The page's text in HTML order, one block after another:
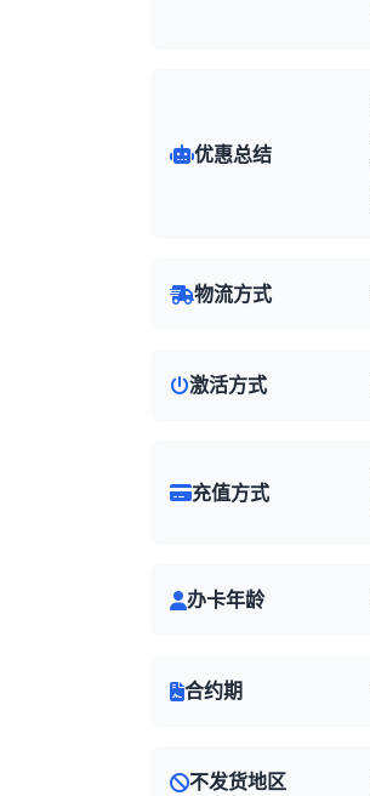
优惠总结
物流方式
激活方式
充值方式
办卡年龄
合约期
不发货地区